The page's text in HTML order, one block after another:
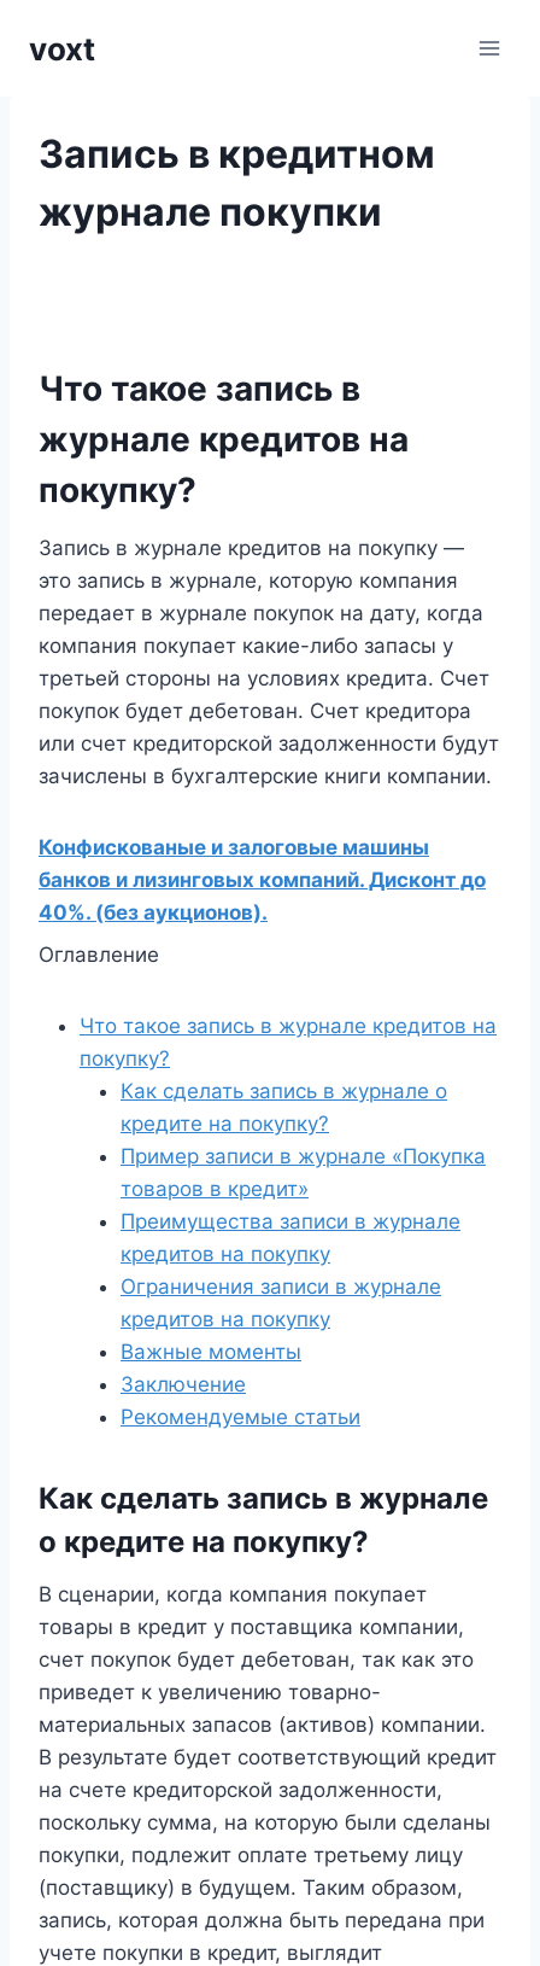
voxt
Запись в кредитном
журнале покупки
Что такое запись в
журнале кредитов на
покупку?
Запись в журнале кредитов на покупку —
это запись в журнале, которую компания
передает в журнале покупок на дату, когда
компания покупает какие-либо запасы у
третьей стороны на условиях кредита. Счет
покупок будет дебетован. Счет кредитора
или счет кредиторской задолженности будут
зачислены в бухгалтерские книги компании.
Конфискованые и залоговые машины
банков и лизинговых компаний. Дисконт до
40%. (без аукционов).
Оглавление
Что такое запись в журнале кредитов на
покупку?
Как сделать запись в журнале о
кредите на покупку?
Пример записи в журнале «Покупка
товаров в кредит»
Преимущества записи в журнале
кредитов на покупку
Ограничения записи в журнале
кредитов на покупку
Важные моменты
Заключение
Рекомендуемые статьи
Как сделать запись в журнале
о кредите на покупку?
В сценарии, когда компания покупает
товары в кредит у поставщика компании,
счет покупок будет дебетован, так как это
приведет к увеличению товарно-
материальных запасов (активов) компании.
В результате будет соответствующий кредит
на счете кредиторской задолженности,
поскольку сумма, на которую были сделаны
покупки, подлежит оплате третьему лицу
(поставщику) в будущем. Таким образом,
запись, которая должна быть передана при
учете покупки в кредит, выглядит